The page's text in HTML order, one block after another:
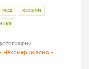
мед колачи
Некомерцијално -